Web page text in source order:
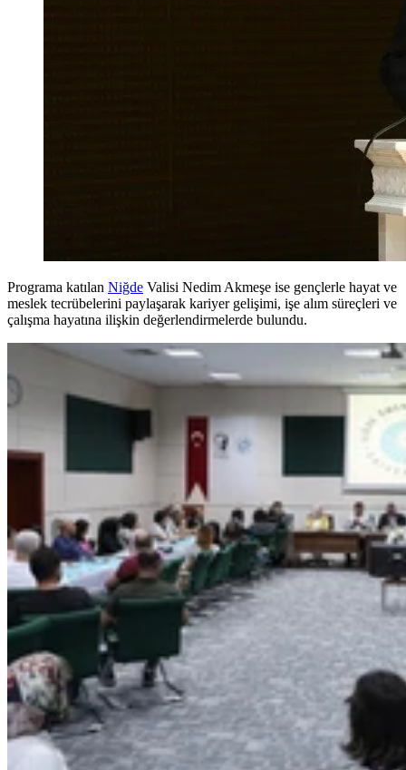
Programa katılan Niğde Valisi Nedim Akmeşe ise gençlerle hayat ve
meslek tecrübelerini paylaşarak kariyer gelişimi, işe alım süreçleri ve
çalışma hayatına ilişkin değerlendirmelerde bulundu.